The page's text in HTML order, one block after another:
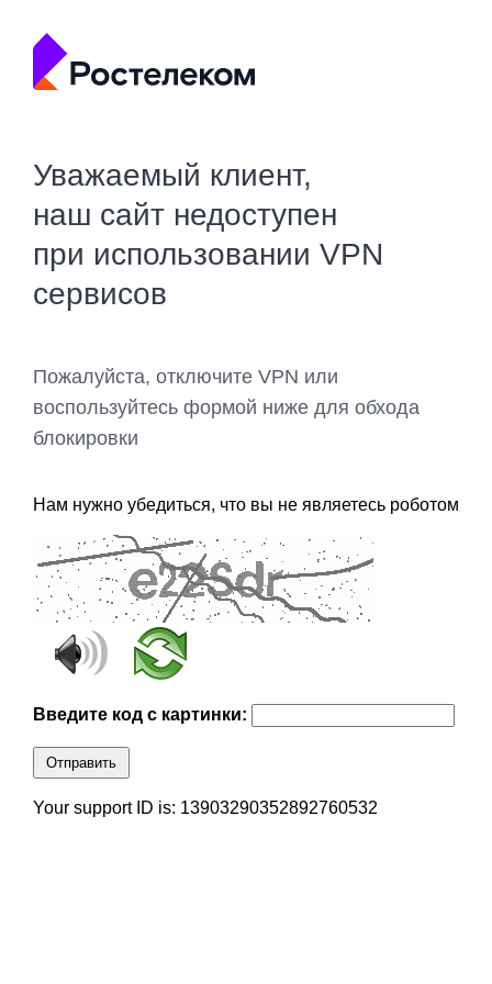
Уважаемый клиент,
наш сайт недоступен
при использовании VPN
сервисов
Пожалуйста, отключите VPN или
воспользуйтесь формой ниже для обхода
блокировки
Нам нужно убедиться, что вы не являетесь роботом
Введите код с картинки:
Отправить
Your support ID is: 13903290352892760532